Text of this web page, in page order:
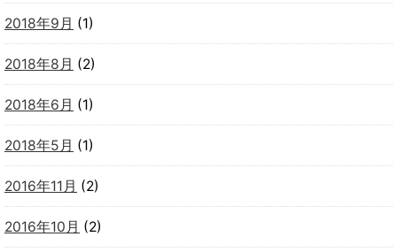
2018年9月 (1)
2018年8月 (2)
2018年6月 (1)
2018年5月 (1)
2016年11月 (2)
2016年10月 (2)